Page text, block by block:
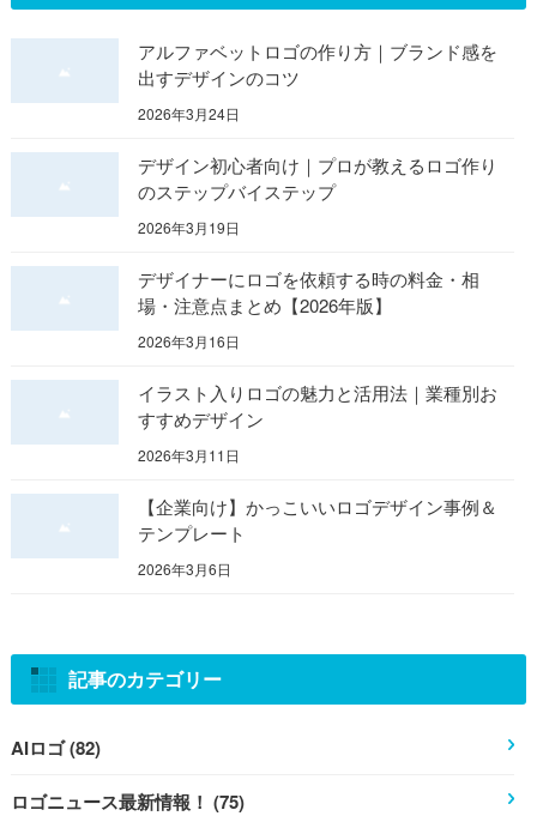
アルファベットロゴの作り方｜ブランド感を
出すデザインのコツ
2026年3月24日
デザイン初心者向け｜プロが教えるロゴ作り
のステップバイステップ
2026年3月19日
デザイナーにロゴを依頼する時の料金・相
場・注意点まとめ【2026年版】
2026年3月16日
イラスト入りロゴの魅力と活用法｜業種別お
すすめデザイン
2026年3月11日
【企業向け】かっこいいロゴデザイン事例＆
テンプレート
2026年3月6日
記事のカテゴリー
AIロゴ (82)
ロゴニュース最新情報！ (75)